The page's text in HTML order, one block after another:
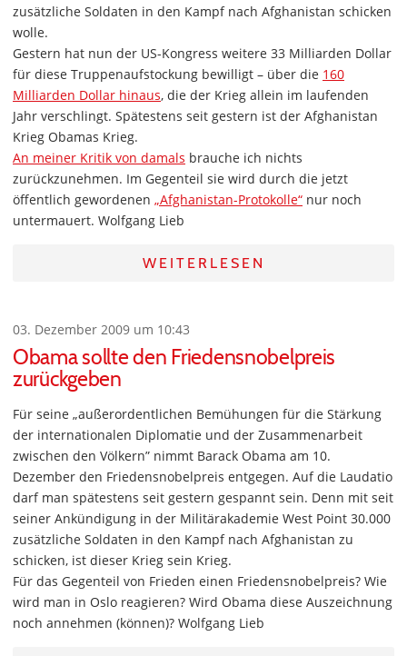
zusätzliche Soldaten in den Kampf nach Afghanistan schicken
wolle.
Gestern hat nun der US-Kongress weitere 33 Milliarden Dollar
für diese Truppenaufstockung bewilligt – über die 160
Milliarden Dollar hinaus, die der Krieg allein im laufenden
Jahr verschlingt. Spätestens seit gestern ist der Afghanistan
Krieg Obamas Krieg.
An meiner Kritik von damals brauche ich nichts
zurückzunehmen. Im Gegenteil sie wird durch die jetzt
öffentlich gewordenen „Afghanistan-Protokolle“ nur noch
untermauert. Wolfgang Lieb
WEITERLESEN
03. Dezember 2009 um 10:43
Obama sollte den Friedensnobelpreis
zurückgeben
Für seine „außerordentlichen Bemühungen für die Stärkung
der internationalen Diplomatie und der Zusammenarbeit
zwischen den Völkern” nimmt Barack Obama am 10.
Dezember den Friedensnobelpreis entgegen. Auf die Laudatio
darf man spätestens seit gestern gespannt sein. Denn mit seit
seiner Ankündigung in der Militärakademie West Point 30.000
zusätzliche Soldaten in den Kampf nach Afghanistan zu
schicken, ist dieser Krieg sein Krieg.
Für das Gegenteil von Frieden einen Friedensnobelpreis? Wie
wird man in Oslo reagieren? Wird Obama diese Auszeichnung
noch annehmen (können)? Wolfgang Lieb